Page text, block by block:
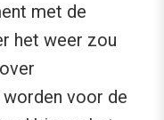
met de
het weer zou
voor de